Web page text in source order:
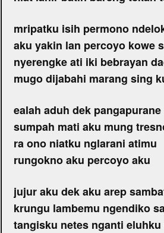
mripatku isih permono
aku yakin lan percoyo kowe
nyerengke ati iki bebrayan
mugo dijabahi marang sing
ealah aduh dek pangapurane
sumpah mati aku mung
ra ono niatku nglarani atimu
rungokno aku percoyo aku
jujur aku dek aku arep
krungu lambemu ngendiko
tangisku netes nganti eluhku